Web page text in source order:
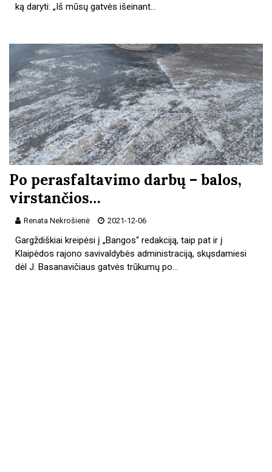
ką daryti: „Iš mūsų gatvės išeinant…
Po perasfaltavimo darbų – balos,
virstančios…
Renata Nekrošienė 2021-12-06
Gargždiškiai kreipėsi į „Bangos“ redakciją, taip pat ir į
Klaipėdos rajono savivaldybės administraciją, skųsdamiesi
dėl J. Basanavičiaus gatvės trūkumų po…